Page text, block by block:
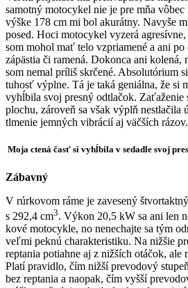
samotný motocykel nie je pre mňa
výške 178 cm mi bol akurátny. Navyše
posed. Hoci motocykel vyzerá
som mohol mať telo vzpriamené a ani po
zápästia či ramená. Dokonca ani kolená,
som nemal príliš skrčené. Absolutórium
tuhosť výplne. Tá je taká geniálna, že si
vyhĺbila svoj presný odtlačok.
plochu, zároveň sa však výplň nestlačila
tlmenie jemných vibrácií aj väčších rázov.
Moja ctená časť si vyhĺbila v sedadle svoj
Zábavný
V rúrkovom ráme je zavesený
s 292,4 cm3. Výkon 20,5 kW sa ani len
kové motocykle, no nenechajte sa tým
veľmi peknú charakteristiku. Na nižšie
reptania potiahne aj z nižších otáčok, ale
Platí pravidlo, čím nižší prevodový
bez reptania a naopak, čím vyšší